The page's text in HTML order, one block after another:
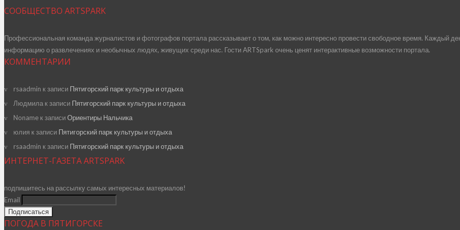
СООБЩЕСТВО ARTSPARK
Профессиональная команда журналистов и фотографов портала рассказывает о том, как можно интересно провести свободное время. Каждый
информацию о развлечениях и необычных людях, живущих среди нас. Гости ARTSpark очень ценят интерактивные возможности портала.
КОММЕНТАРИИ
rsaadmin к записи Пятигорский парк культуры и отдыха
Людмила к записи Пятигорский парк культуры и отдыха
Noname к записиОриентиры Нальчика
юлия к записи Пятигорский парк культуры и отдыха
rsaadmin к записи Пятигорский парк культуры и отдыха
ИНТЕРНЕТ-ГАЗЕТА ARTSPARK
подпишитесь на рассылку самых интересных материалов!
Email
ПОГОДА В ПЯТИГОРСКЕ